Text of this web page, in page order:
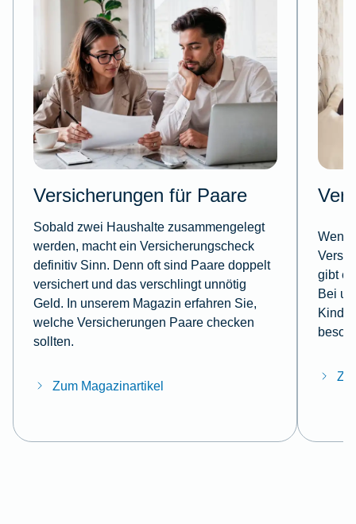
Versicherungen für Paare
Sobald zwei Haushalte zusammengelegt
werden, macht ein Versicherungscheck
definitiv Sinn. Denn oft sind Paare doppelt
versichert und das verschlingt unnötig
Geld. In unserem Magazin erfahren Sie,
welche Versicherungen Paare checken
sollten.
Zum Magazinartikel
Wenn
gibt
Bei